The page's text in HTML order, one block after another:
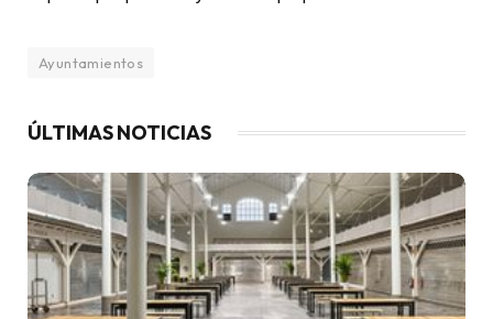
Ayuntamientos
ÚLTIMAS NOTICIAS